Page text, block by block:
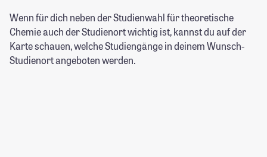
Wenn für dich neben der Studienwahl für theoretische
Chemie auch der Studienort wichtig ist, kannst du auf der
Karte schauen, welche Studiengänge in deinem Wunsch-
Studienort angeboten werden.